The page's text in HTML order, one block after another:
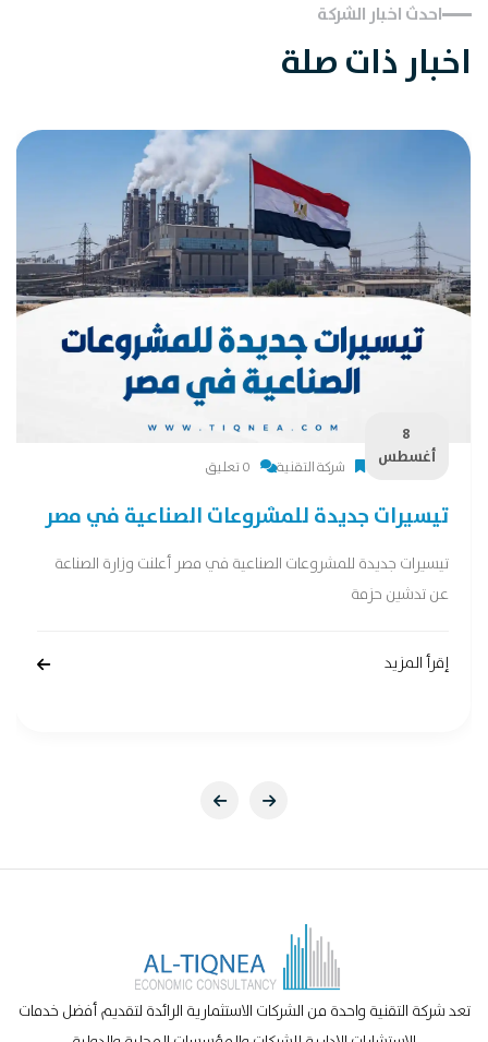
احدث اخبار الشركة
اخبار ذات صلة
8
أغسطس
شركة التقنية 0 تعليق
تيسيرات جديدة للمشروعات الصناعية في مصر
تيسيرات جديدة للمشروعات الصناعية في مصر أعلنت وزارة الصناعة
عن تدشين حزمة
إقرأ المزيد
تعد شركة التقنية واحدة من الشركات الاستثمارية الرائدة لتقديم أفضل خدمات